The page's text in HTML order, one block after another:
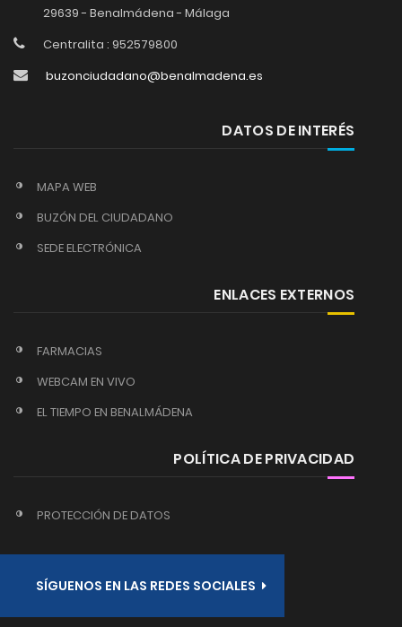
29639 - Benalmádena - Málaga
Centralita : 952579800
buzonciudadano@benalmadena.es
DATOS DE INTERÉS
MAPA WEB
BUZÓN DEL CIUDADANO
SEDE ELECTRÓNICA
ENLACES EXTERNOS
FARMACIAS
WEBCAM EN VIVO
EL TIEMPO EN BENALMÁDENA
POLÍTICA DE PRIVACIDAD
PROTECCIÓN DE DATOS
SÍGUENOS EN LAS REDES SOCIALES